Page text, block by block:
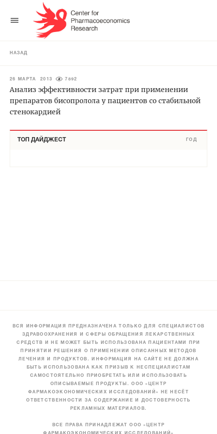
НАЗАД
26 МАРТА 2013 7892
Анализ эффективности затрат при применении
препаратов бисопролола у пациентов со стабильной
стенокардией
ТОП ДАЙДЖЕСТ ГОД
ВСЯ ИНФОРМАЦИЯ ПРЕДНАЗНАЧЕНА ТОЛЬКО ДЛЯ СПЕЦИАЛИСТОВ
ЗДРАВООХРАНЕНИЯ И СФЕРЫ ОБРАЩЕНИЯ ЛЕКАРСТВЕННЫХ
СРЕДСТВ И НЕ МОЖЕТ БЫТЬ ИСПОЛЬЗОВАНА ПАЦИЕНТАМИ ПРИ
ПРИНЯТИИ РЕШЕНИЯ О ПРИМЕНЕНИИ ОПИСАННЫХ МЕТОДОВ
ЛЕЧЕНИЯ И ПРОДУКТОВ. ИНФОРМАЦИЯ НА САЙТЕ НЕ ДОЛЖНА
БЫТЬ ИСПОЛЬЗОВАНА КАК ПРИЗЫВ К НЕСПЕЦИАЛИСТАМ
САМОСТОЯТЕЛЬНО ПРИОБРЕТАТЬ ИЛИ ИСПОЛЬЗОВАТЬ
ОПИСЫВАЕМЫЕ ПРОДУКТЫ. ООО «ЦЕНТР
ФАРМАКОЭКОНОМИЧЕСКИХ ИССЛЕДОВАНИЙ» НЕ НЕСЁТ
ОТВЕТСТВЕННОСТИ ЗА СОДЕРЖАНИЕ И ДОСТОВЕРНОСТЬ
РЕКЛАМНЫХ МАТЕРИАЛОВ.
ВСЕ ПРАВА ПРИНАДЛЕЖАТ ООО «ЦЕНТР